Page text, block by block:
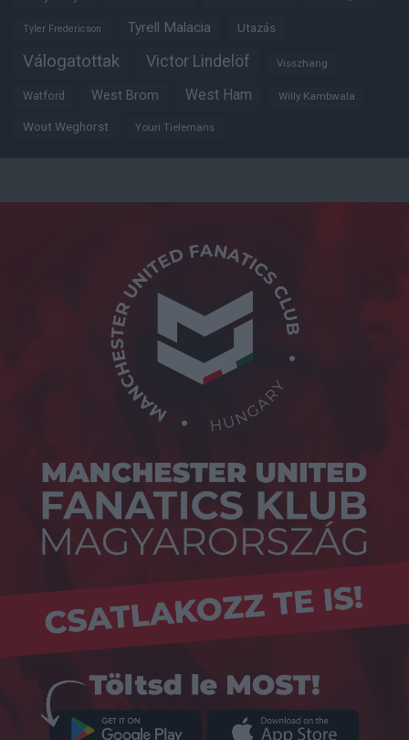
Tyler Fredericson Tyrell Malacia Utazás
Válogatottak Victor Lindelöf Visszhang
Watford West Brom West Ham Willy Kambwala
Wout Weghorst Youri Tielemans